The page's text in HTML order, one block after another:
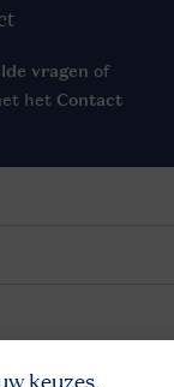
vragen of
het Contact